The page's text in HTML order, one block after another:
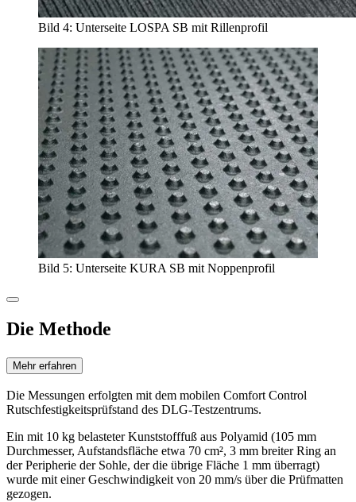
Bild 4: Unterseite LOSPA SB mit Rillenprofil
Bild 5: Unterseite KURA SB mit Noppenprofil
Die Methode
Mehr erfahren
Die Messungen erfolgten mit dem mobilen Comfort Control
Rutschfestigkeitsprüfstand des DLG-Test­zen­trums.
Ein mit 10 kg belasteter Kunststofffuß aus Polyamid (105 mm
Durchmesser, Aufstandsfläche etwa 70 cm², 3 mm breiter Ring an
der Peripherie der Sohle, der die übrige Fläche 1 mm überragt)
wurde mit einer Geschwindigkeit von 20 mm/s über die Prüfmatten
gezogen.